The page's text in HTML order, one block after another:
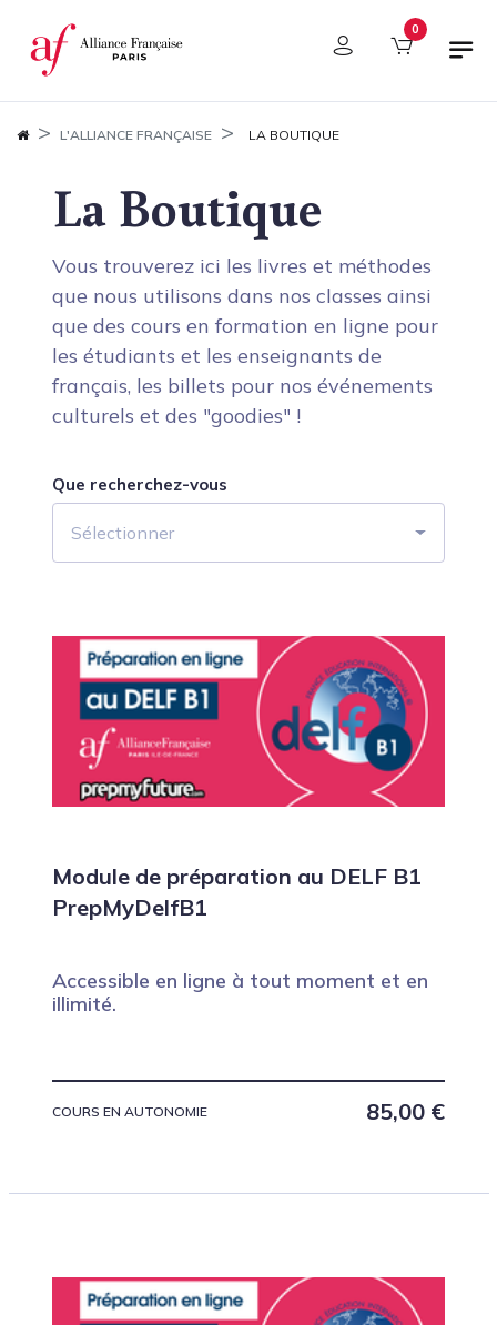
Panneau de gestion des cookies 0
L'ALLIANCE FRANÇAISE LA BOUTIQUE
La Boutique
Vous trouverez ici les livres et méthodes
que nous utilisons dans nos classes ainsi
que des cours en formation en ligne pour
les étudiants et les enseignants de
français, les billets pour nos événements
culturels et des "goodies" !
Que recherchez-vous
Sélectionner
Module de préparation au DELF B1
PrepMyDelfB1
Accessible en ligne à tout moment et en
illimité.
COURS EN AUTONOMIE 85,00 €